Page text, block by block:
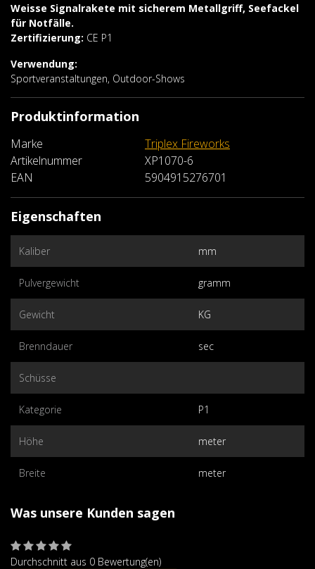
Weisse Signalrakete mit sicherem Metallgriff, Seefackel
für Notfälle.
Zertifizierung: CE P1
Verwendung:
Sportveranstaltungen, Outdoor-Shows
Produktinformation
Marke
Triplex Fireworks
Artikelnummer
XP1070-6
EAN
5904915276701
Eigenschaften
Kaliber mm
Pulvergewicht gramm
Gewicht KG
Brenndauer sec
Schüsse
Kategorie P1
Höhe meter
Breite meter
Was unsere Kunden sagen
Durchschnitt aus 0 Bewertung(en)